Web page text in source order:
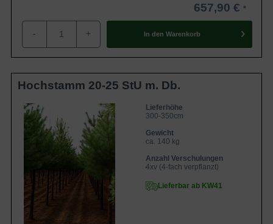
657,90 €
- + In den Warenkorb
Hochstamm 20-25 StU m. Db.
Lieferhöhe
300-350cm
Gewicht
ca. 140 kg
Anzahl Verschulungen
4xv (4-fach verpflanzt)
Lieferbar ab KW41